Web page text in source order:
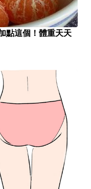
點這個！體重天天